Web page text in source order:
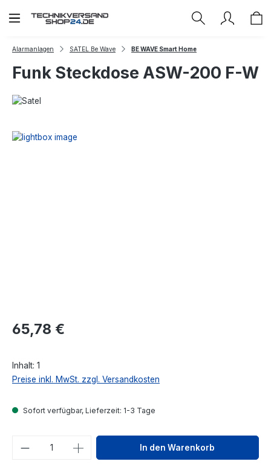
Zum Hauptinhalt springen
Alarmanlagen SATEL Be Wave BE WAVE Smart Home
Funk Steckdose ASW-200 F-W
Regulärer Preis:
65,78 €
Inhalt: 1
Preise inkl. MwSt. zzgl. Versandkosten
Sofort verfügbar, Lieferzeit: 1-3 Tage
Produkt Anzahl: Gib denIn den Warenkorb